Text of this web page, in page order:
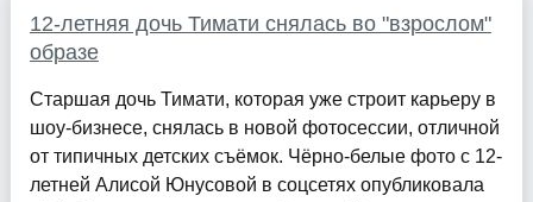
12-летняя дочь Тимати снялась во "взрослом"
образе
Старшая дочь Тимати, которая уже строит карьеру в
шоу-бизнесе, снялась в новой фотосессии, отличной
от типичных детских съёмок. Чёрно-белые фото с 12-
летней Алисой Юнусовой в соцсетях опубликовала